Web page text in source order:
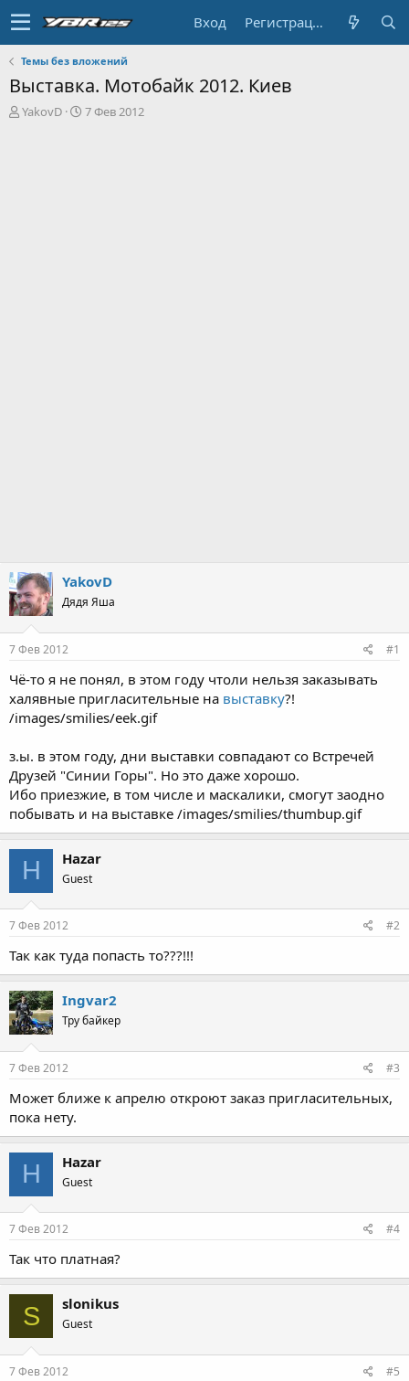
Вход Регистрация
Темы без вложений
Выставка. Мотобайк 2012. Киев
А
YakovD
Д
7 Фев 2012
YakovD
Дядя Яша
7 Фев 2012 #1
Чё-то я не понял, в этом году чтоли нельзя заказывать
халявные пригласительные на выставку?!
/images/smilies/eek.gif
з.ы. в этом году, дни выставки совпадают со Встречей
Друзей "Синии Горы". Но это даже хорошо.
Ибо приезжие, в том числе и маскалики, смогут заодно
побывать и на выставке /images/smilies/thumbup.gif
H Hazar
Guest
7 Фев 2012 #2
Так как туда попасть то???!!!
Ingvar2
Тру байкер
7 Фев 2012 #3
Может ближе к апрелю откроют заказ пригласительных,
пока нету.
H Hazar
Guest
7 Фев 2012 #4
Так что платная?
S slonikus
Guest
7 Фев 2012 #5